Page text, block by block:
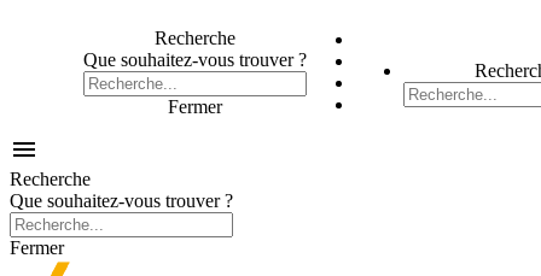
Recherche
Que souhaitez-vous trouver ?
Fermer

Recherche
Que souhaitez-vous trouver ?
Fermer